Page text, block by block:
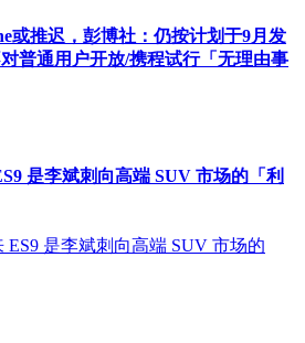
或推迟，彭博社：仍按计划于9月发
普通用户开放/携程试行「无理由事
是李斌刺向高端 SUV 市场的「利